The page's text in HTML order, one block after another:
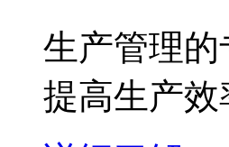
生产管理
提高生产